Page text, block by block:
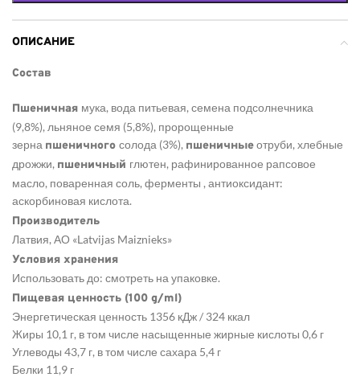
ОПИСАНИЕ
Состав
Пшеничная мука, вода питьевая, семена подсолнечника
(9,8%), льняное семя (5,8%), пророщенные
зерна пшеничного солода (3%), пшеничныеотруби, хлебные
дрожжи, пшеничный глютен, рафинированное рапсовое
масло, поваренная соль, ферменты , антиоксидант:
аскорбиновая кислота.
Производитель
Латвия, АО «Latvijas Maiznieks»
Условия хранения
Использовать до: смотреть на упаковке.
Пищевая ценность (100 g/ml)
Энергетическая ценность 1356 кДж / 324 ккал
Жиры 10,1 г, в том числе насыщенные жирные кислоты 0,6 г
Углеводы 43,7 г, в том числе сахара 5,4 г
Белки 11,9 г